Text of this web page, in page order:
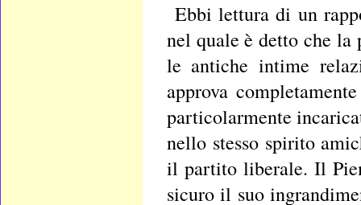
Ebbi lettura di un
nel quale è detto che
le antiche intime
approva
particolarmente
nello stesso spirito
il partito liberale. Il
sicuro il suo